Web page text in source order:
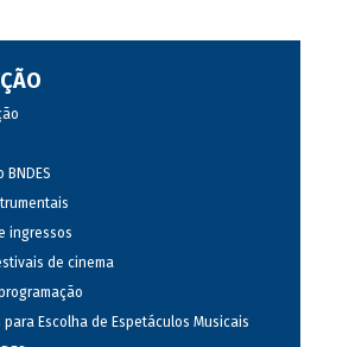
ingressos
de cinema
para Escolha de Espetáculos Musicais